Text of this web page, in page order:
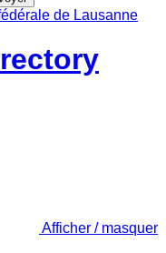
Afficher / masquer